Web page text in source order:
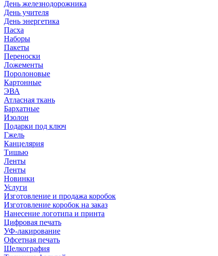
День железнодорожника
День учителя
День энергетика
Пасха
Наборы
Пакеты
Переноски
Ложементы
Поролоновые
Картонные
ЭВА
Атласная ткань
Бархатные
Изолон
Подарки под ключ
Гжель
Канцелярия
Тишью
Ленты
Ленты
Новинки
Услуги
Изготовление и продажа коробок
Изготовление коробок на заказ
Нанесение логотипа и принта
Цифровая печать
УФ-лакирование
Офсетная печать
Шелкография